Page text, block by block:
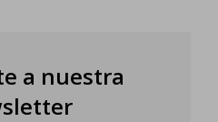
a nuestra